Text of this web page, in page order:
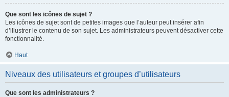
Que sont les icônes de sujet ?
Les icônes de sujet sont de petites images que l’auteur peut insérer afin
d’illustrer le contenu de son sujet. Les administrateurs peuvent désactiver cette
fonctionnalité.
Haut
Niveaux des utilisateurs et groupes d’utilisateurs
Que sont les administrateurs ?